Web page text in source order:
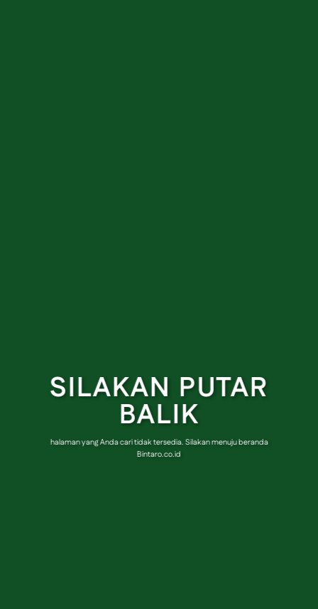
SILAKAN PUTAR
BALIK
halaman yang Anda cari tidak tersedia. Silakan menuju beranda
Bintaro.co.id